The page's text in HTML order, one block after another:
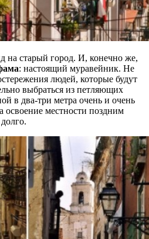
старый город. И, конечно же,
: настоящий муравейник. Не
людей, которые будут
выбраться из петляющих
в два-три метра очень и очень
местности поздним